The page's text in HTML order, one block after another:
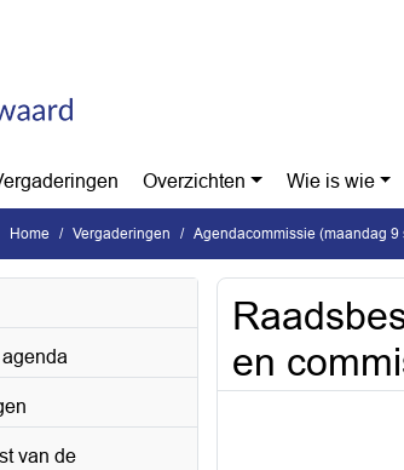
Overzichten Wie is wie
Home Vergaderingen Agendacommissie (maandag 9
van de
en